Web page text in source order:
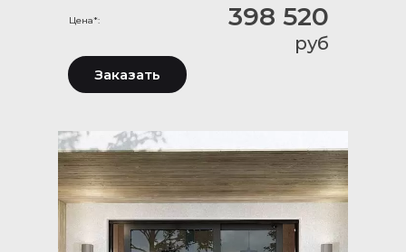
398 520
руб
Цена*:
Заказать